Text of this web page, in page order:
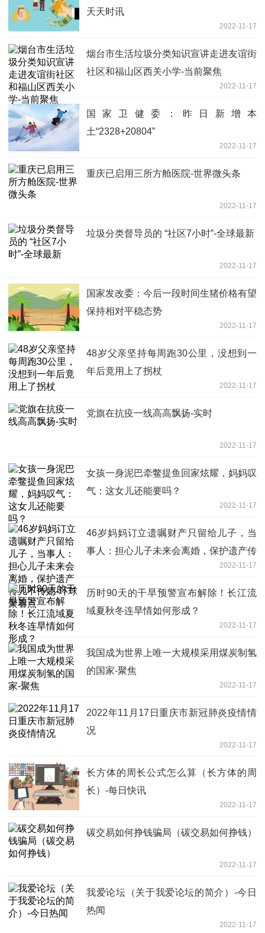
天天时讯
2022-11-17
烟台市生活垃圾分类知识宣讲走进友谊街
社区和福山区西关小学-当前聚焦
2022-11-17
国家卫健委：昨日新增本
土“2328+20804”
2022-11-17
重庆已启用三所方舱医院-世界微头条
2022-11-17
垃圾分类督导员的 “社区7小时”-全球最新
2022-11-17
国家发改委：今后一段时间生猪价格有望
保持相对平稳态势
2022-11-17
48岁父亲坚持每周跑30公里，没想到一
年后竟用上了拐杖
2022-11-17
党旗在抗疫一线高高飘扬-实时
2022-11-17
女孩一身泥巴牵鳖提鱼回家炫耀，妈妈叹
气：这女儿还能要吗？
2022-11-17
46岁妈妈订立遗嘱财产只留给儿子，当
事人：担心儿子未来会离婚，保护遗产传
2022-11-17
历时90天的干旱预警宣布解除！长江流
域夏秋冬连旱情如何形成？
2022-11-17
我国成为世界上唯一大规模采用煤炭制氢
的国家-聚焦
2022-11-17
2022年11月17日重庆市新冠肺炎疫情情
况
2022-11-17
长方体的周长公式怎么算（长方体的周
长）-每日快讯
2022-11-17
碳交易如何挣钱骗局（碳交易如何挣钱）
2022-11-17
我爱论坛（关于我爱论坛的简介）-今日
热闻
2022-11-17